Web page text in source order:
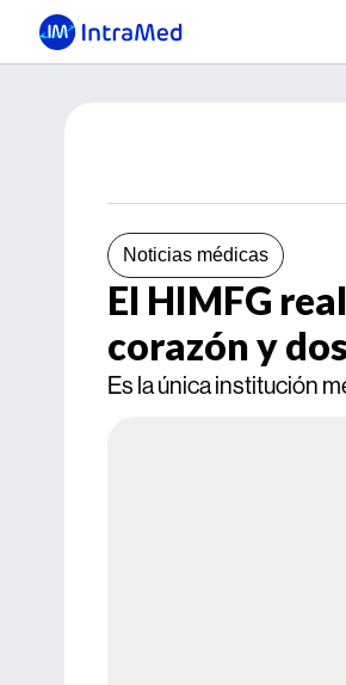
Noticias médicas
El HIMFG
corazón y
Es la única institución